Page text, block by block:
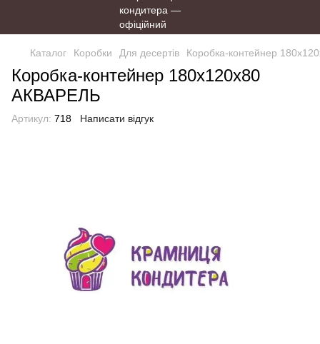
Каталог Коробки Для десертів Коробка-контейнер
Коробка-контейнер 180х120х80
АКВАРЕЛЬ
Артикул: 718 Написати відгук